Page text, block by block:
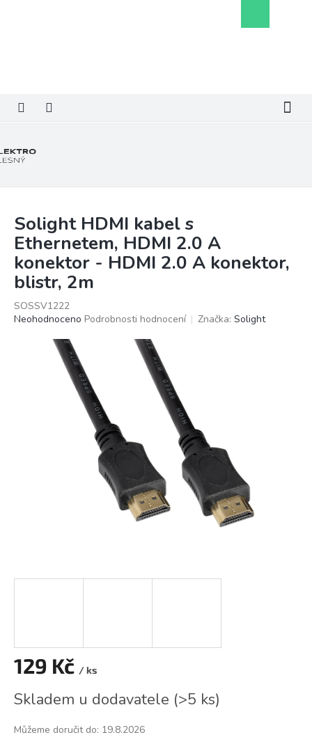
košík
Solight HDMI kabel s
Ethernetem, HDMI 2.0 A
konektor - HDMI 2.0 A konektor,
blistr, 2m
SOSSV1222
Průměrné
Neohodnoceno Podrobnosti hodnocení Značka: Solight
129 Kč / ks
cena:
Skladem u dodavatele (>5 ks)
Můžeme doručit do: 19.8.2026